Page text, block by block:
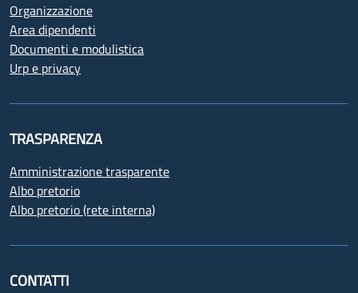
Organizzazione
Area dipendenti
Documenti e modulistica
Urp e privacy
TRASPARENZA
Amministrazione trasparente
Albo pretorio
Albo pretorio (rete interna)
CONTATTI